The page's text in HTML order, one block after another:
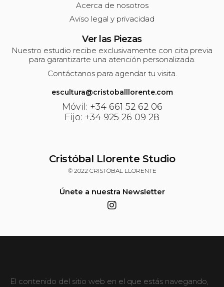
Acerca de nosotros
Aviso legal y privacidad
Ver las Piezas
Nuestro estudio recibe exclusivamente con cita previa
para garantizarte una atención personalizada.
Contáctanos para agendar tu visita.
escultura@cristoballlorente.com
Móvil: +34 661 52 62 06
Fijo: +34 925 26 09 28
Cristóbal Llorente Studio
© 2022 CRISTÓBAL LLORENTE
Únete a nuestra Newsletter
El contenido del sitio web en el que estás navegando,